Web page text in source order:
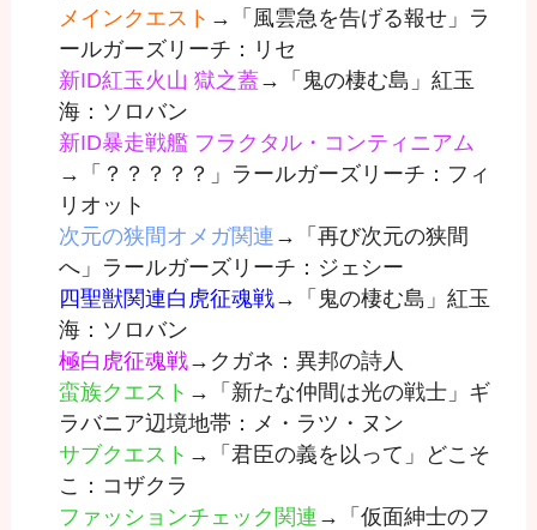
メインクエスト →「風雲急を告げる報せ」ラ
ールガーズリーチ：リセ
新ID紅玉火山 獄之蓋→「鬼の棲む島」紅玉
海：ソロバン
新ID暴走戦艦 フラクタル・コンティニアム
→「？？？？？」ラールガーズリーチ：フィ
リオット
次元の狭間オメガ関連 →「再び次元の狭間
へ」ラールガーズリーチ：ジェシー
四聖獣関連白虎征魂戦→「鬼の棲む島」紅玉
海：ソロバン
極白虎征魂戦→クガネ：異邦の詩人
蛮族クエスト →「新たな仲間は光の戦士」ギ
ラバニア辺境地帯：メ・ラツ・ヌン
サブクエスト →「君臣の義を以って」どこそ
こ：コザクラ
ファッションチェック関連 →「仮面紳士のフ